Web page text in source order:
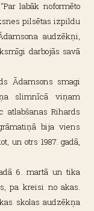
labāk noformēto
pilsētas izpildu
audzēkņi,
darbojās savā
Ādamsons smagi
slimnīcā viņam
atlabšanas Rihards
bija viens
un otrs 1987. gadā,
6. martā un tika
pa kreisi no akas.
skolas audzēkņa